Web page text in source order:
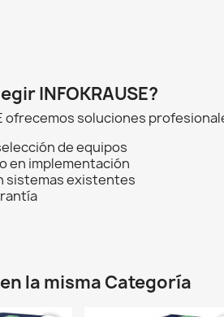
INFOKRAUSE?
ofrecemos soluciones
de equipos
en implementación
sistemas existentes
la misma Categoría